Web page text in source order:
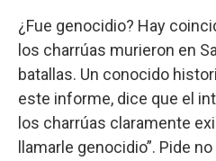
¿Fue genocidio? Hay
los charrúas murieron en
batallas. Un conocido
este informe, dice que el
los charrúas claramente
llamarle genocidio”. Pide